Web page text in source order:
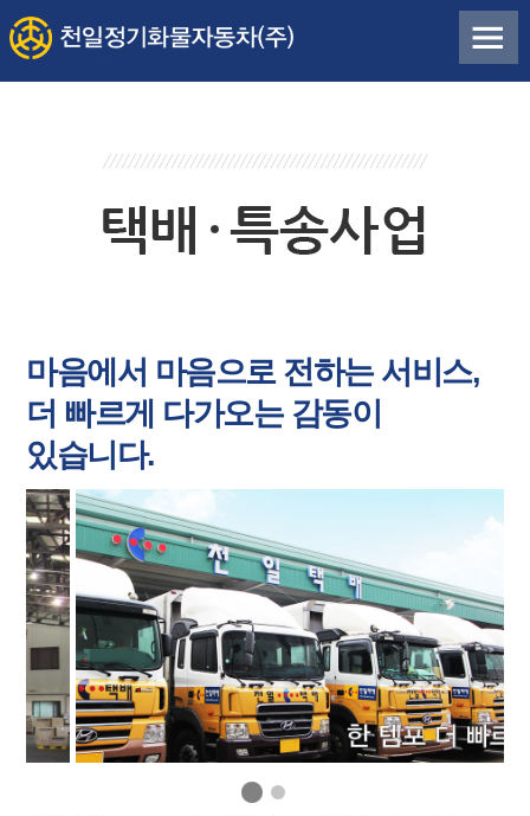
마음에서 마음으로 전하는 서비스,
더 빠르게 다가오는 감동이
있습니다.